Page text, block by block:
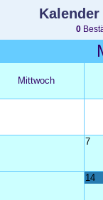
0
Mittwoch
7
14